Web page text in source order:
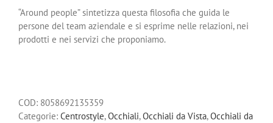
“Around people” sintetizza questa filosofia che guida le
persone del team aziendale e si esprime nelle relazioni, nei
prodotti e nei servizi che proponiamo.
COD: 8058692135359
Categorie: Centrostyle,Occhiali,Occhiali da Vista,Occhiali da